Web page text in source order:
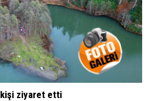
kişi ziyaret etti